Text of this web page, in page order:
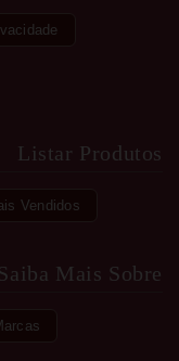
Listar Produtos
Vendidos
Saiba Mais Sobre